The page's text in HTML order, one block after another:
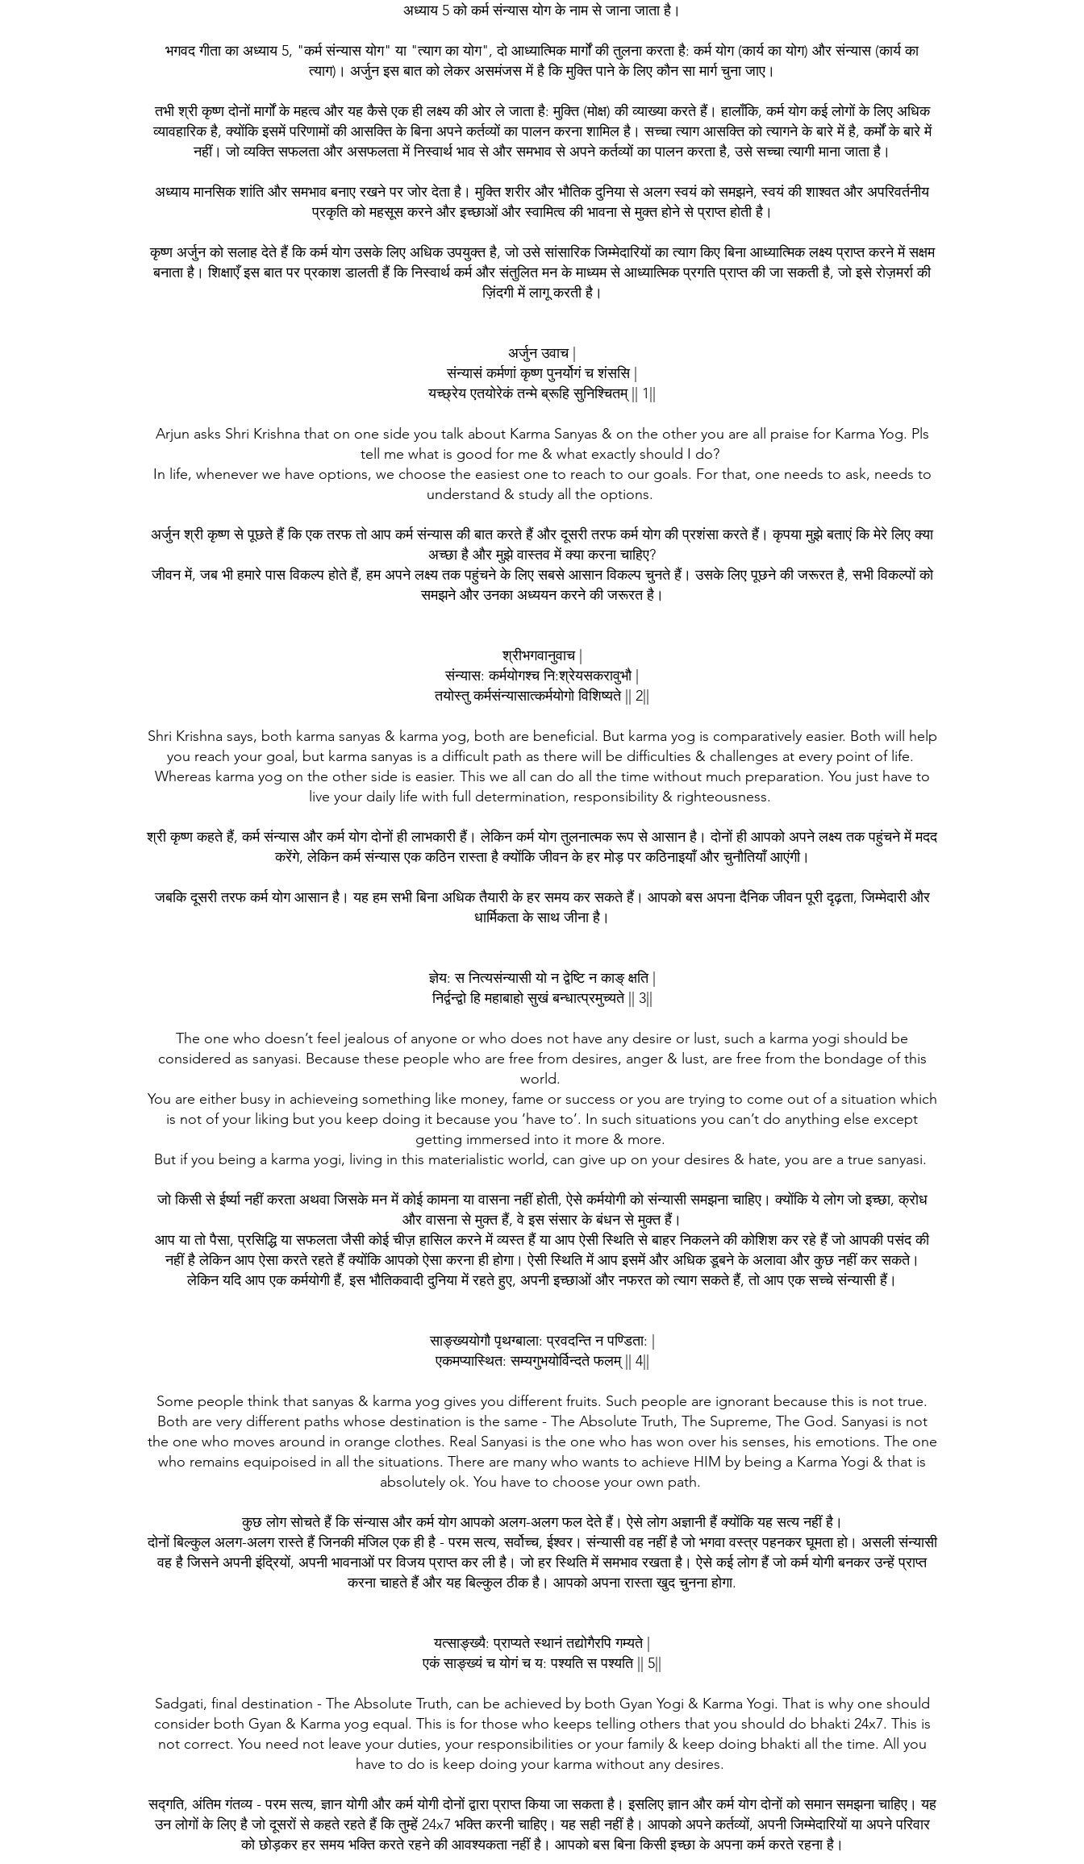
अध्याय 5 को कर्म संन्यास योग के नाम से जाना जाता है।
भगवद गीता का अध्याय 5, "कर्म संन्यास योग" या "त्याग का योग", दो आध्यात्मिक मार्गों की तुलना करता है: कर्म योग (कार्य का योग) और संन्यास (कार्य का
त्याग)। ​​अर्जुन इस बात को लेकर असमंजस में है कि मुक्ति पाने के लिए कौन सा मार्ग चुना जाए।
तभी श्री कृष्ण दोनों मार्गों के महत्व और यह कैसे एक ही लक्ष्य की ओर ले जाता है: मुक्ति (मोक्ष) की व्याख्या करते हैं। हालाँकि, कर्म योग कई लोगों के लिए अधिक
व्यावहारिक है, क्योंकि इसमें परिणामों की आसक्ति के बिना अपने कर्तव्यों का पालन करना शामिल है। सच्चा त्याग आसक्ति को त्यागने के बारे में है, कर्मों के बारे में
नहीं। जो व्यक्ति सफलता और असफलता में निस्वार्थ भाव से और समभाव से अपने कर्तव्यों का पालन करता है, उसे सच्चा त्यागी माना जाता है।
अध्याय मानसिक शांति और समभाव बनाए रखने पर जोर देता है। मुक्ति शरीर और भौतिक दुनिया से अलग स्वयं को समझने, स्वयं की शाश्वत और अपरिवर्तनीय
प्रकृति को महसूस करने और इच्छाओं और स्वामित्व की भावना से मुक्त होने से प्राप्त होती है।
कृष्ण अर्जुन को सलाह देते हैं कि कर्म योग उसके लिए अधिक उपयुक्त है, जो उसे सांसारिक जिम्मेदारियों का त्याग किए बिना आध्यात्मिक लक्ष्य प्राप्त करने में सक्षम
बनाता है। शिक्षाएँ इस बात पर प्रकाश डालती हैं कि निस्वार्थ कर्म और संतुलित मन के माध्यम से आध्यात्मिक प्रगति प्राप्त की जा सकती है, जो इसे रोज़मर्रा की
ज़िंदगी में लागू करती है।
अर्जुन उवाच |
संन्यासं कर्मणां कृष्ण पुनर्योगं च शंससि |
यच्छ्रेय एतयोरेकं तन्मे ब्रूहि सुनिश्चितम् || 1||
Arjun asks Shri Krishna that on one side you talk about Karma Sanyas & on the other you are all praise for Karma Yog. Pls
tell me what is good for me & what exactly should I do?
In life, whenever we have options, we choose the easiest one to reach to our goals. For that, one needs to ask, needs to
understand & study all the options.
अर्जुन श्री कृष्ण से पूछते हैं कि एक तरफ तो आप कर्म संन्यास की बात करते हैं और दूसरी तरफ कर्म योग की प्रशंसा करते हैं। कृपया मुझे बताएं कि मेरे लिए क्या
अच्छा है और मुझे वास्तव में क्या करना चाहिए?
जीवन में, जब भी हमारे पास विकल्प होते हैं, हम अपने लक्ष्य तक पहुंचने के लिए सबसे आसान विकल्प चुनते हैं। उसके लिए पूछने की जरूरत है, सभी विकल्पों को
समझने और उनका अध्ययन करने की जरूरत है।
श्रीभगवानुवाच |
संन्यास: कर्मयोगश्च नि:श्रेयसकरावुभौ |
तयोस्तु कर्मसंन्यासात्कर्मयोगो विशिष्यते || 2||
Shri Krishna says, both karma sanyas & karma yog, both are beneficial. But karma yog is comparatively easier. Both will help
you reach your goal, but karma sanyas is a difficult path as there will be difficulties & challenges at every point of life.
Whereas karma yog on the other side is easier. This we all can do all the time without much preparation. You just have to
live your daily life with full determination, responsibility & righteousness.
श्री कृष्ण कहते हैं, कर्म संन्यास और कर्म योग दोनों ही लाभकारी हैं। लेकिन कर्म योग तुलनात्मक रूप से आसान है। दोनों ही आपको अपने लक्ष्य तक पहुंचने में मदद
करेंगे, लेकिन कर्म संन्यास एक कठिन रास्ता है क्योंकि जीवन के हर मोड़ पर कठिनाइयाँ और चुनौतियाँ आएंगी।
जबकि दूसरी तरफ कर्म योग आसान है। यह हम सभी बिना अधिक तैयारी के हर समय कर सकते हैं। आपको बस अपना दैनिक जीवन पूरी दृढ़ता, जिम्मेदारी और
धार्मिकता के साथ जीना है।
ज्ञेय: स नित्यसंन्यासी यो न द्वेष्टि न काङ् क्षति |
निर्द्वन्द्वो हि महाबाहो सुखं बन्धात्प्रमुच्यते || 3||
The one who doesn’t feel jealous of anyone or who does not have any desire or lust, such a karma yogi should be
considered as sanyasi. Because these people who are free from desires, anger & lust, are free from the bondage of this
world.
You are either busy in achieveing something like money, fame or success or you are trying to come out of a situation which
is not of your liking but you keep doing it because you ‘have to’. In such situations you can’t do anything else except
getting immersed into it more & more.
But if you being a karma yogi, living in this materialistic world, can give up on your desires & hate, you are a true sanyasi.
जो किसी से ईर्ष्या नहीं करता अथवा जिसके मन में कोई कामना या वासना नहीं होती, ऐसे कर्मयोगी को संन्यासी समझना चाहिए। क्योंकि ये लोग जो इच्छा, क्रोध
और वासना से मुक्त हैं, वे इस संसार के बंधन से मुक्त हैं।
आप या तो पैसा, प्रसिद्धि या सफलता जैसी कोई चीज़ हासिल करने में व्यस्त हैं या आप ऐसी स्थिति से बाहर निकलने की कोशिश कर रहे हैं जो आपकी पसंद की
नहीं है लेकिन आप ऐसा करते रहते हैं क्योंकि आपको ऐसा करना ही होगा। ऐसी स्थिति में आप इसमें और अधिक डूबने के अलावा और कुछ नहीं कर सकते।
लेकिन यदि आप एक कर्मयोगी हैं, इस भौतिकवादी दुनिया में रहते हुए, अपनी इच्छाओं और नफरत को त्याग सकते हैं, तो आप एक सच्चे संन्यासी हैं।
साङ्ख्ययोगौ पृथग्बाला: प्रवदन्ति न पण्डिता: |
एकमप्यास्थित: सम्यगुभयोर्विन्दते फलम् || 4||
Some people think that sanyas & karma yog gives you different fruits. Such people are ignorant because this is not true.
Both are very different paths whose destination is the same - The Absolute Truth, The Supreme, The God. Sanyasi is not
the one who moves around in orange clothes. Real Sanyasi is the one who has won over his senses, his emotions. The one
who remains equipoised in all the situations. There are many who wants to achieve HIM by being a Karma Yogi & that is
absolutely ok. You have to choose your own path.
कुछ लोग सोचते हैं कि संन्यास और कर्म योग आपको अलग-अलग फल देते हैं। ऐसे लोग अज्ञानी हैं क्योंकि यह सत्य नहीं है।
दोनों बिल्कुल अलग-अलग रास्ते हैं जिनकी मंजिल एक ही है - परम सत्य, सर्वोच्च, ईश्वर। संन्यासी वह नहीं है जो भगवा वस्त्र पहनकर घूमता हो। असली संन्यासी
वह है जिसने अपनी इंद्रियों, अपनी भावनाओं पर विजय प्राप्त कर ली है। जो हर स्थिति में समभाव रखता है। ऐसे कई लोग हैं जो कर्म योगी बनकर उन्हें प्राप्त
करना चाहते हैं और यह बिल्कुल ठीक है। आपको अपना रास्ता खुद चुनना होगा.
यत्साङ्ख्यै: प्राप्यते स्थानं तद्योगैरपि गम्यते |
एकं साङ्ख्यं च योगं च य: पश्यति स पश्यति || 5||
Sadgati, final destination - The Absolute Truth, can be achieved by both Gyan Yogi & Karma Yogi. That is why one should
consider both Gyan & Karma yog equal. This is for those who keeps telling others that you should do bhakti 24x7. This is
not correct. You need not leave your duties, your responsibilities or your family & keep doing bhakti all the time. All you
have to do is keep doing your karma without any desires.
सद्गति, अंतिम गंतव्य - परम सत्य, ज्ञान योगी और कर्म योगी दोनों द्वारा प्राप्त किया जा सकता है। इसलिए ज्ञान और कर्म योग दोनों को समान समझना चाहिए। यह
उन लोगों के लिए है जो दूसरों से कहते रहते हैं कि तुम्हें 24x7 भक्ति करनी चाहिए। यह सही नहीं है। आपको अपने कर्तव्यों, अपनी जिम्मेदारियों या अपने परिवार
को छोड़कर हर समय भक्ति करते रहने की आवश्यकता नहीं है। आपको बस बिना किसी इच्छा के अपना कर्म करते रहना है।